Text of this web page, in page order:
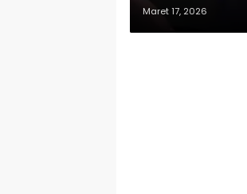
Maret 17, 2026